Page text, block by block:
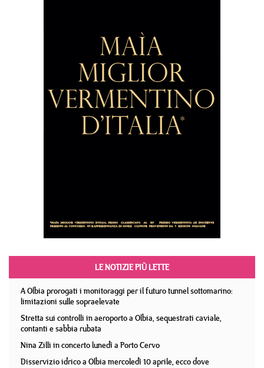
LE NOTIZIE PIÙ LETTE
A Olbia prorogati i monitoraggi per il futuro tunnel sottomarino:
limitazioni sulle sopraelevate
Stretta sui controlli in aeroporto a Olbia, sequestrati caviale,
contanti e sabbia rubata
Nina Zilli in concerto lunedì a Porto Cervo
Disservizio idrico a Olbia mercoledì 10 aprile, ecco dove